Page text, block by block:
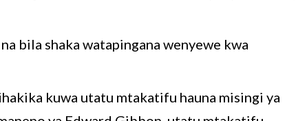
bila shaka watapingana wenyewe kwa
kuwa utatu mtakatifu hauna misingi ya